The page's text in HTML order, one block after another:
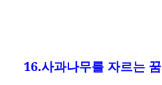
16.사과나무를 자르는 꿈